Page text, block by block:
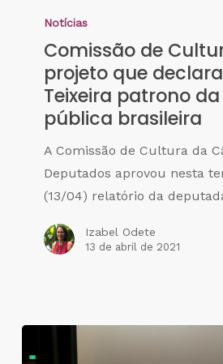
Notícias
Comissão de
projeto que
Teixeira patrono
pública brasileira
A Comissão de Cultura da
Deputados aprovou nesta
(13/04) relatório da
Izabel Odete
13 de abril de 2021